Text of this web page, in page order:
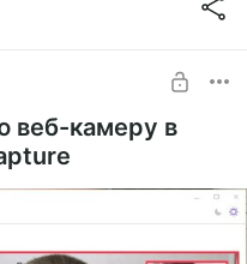
веб-камеру в